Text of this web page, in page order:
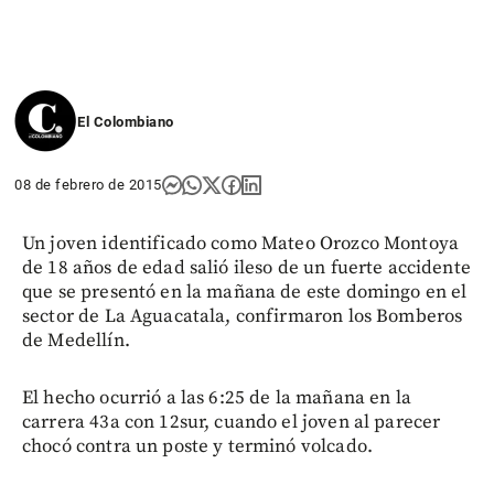
El Colombiano
08 de febrero de 2015
Un joven identificado como Mateo Orozco Montoya
de 18 años de edad salió ileso de un fuerte accidente
que se presentó en la mañana de este domingo en el
sector de La Aguacatala, confirmaron los Bomberos
de Medellín.
El hecho ocurrió a las 6:25 de la mañana en la
carrera 43a con 12sur, cuando el joven al parecer
chocó contra un poste y terminó volcado.